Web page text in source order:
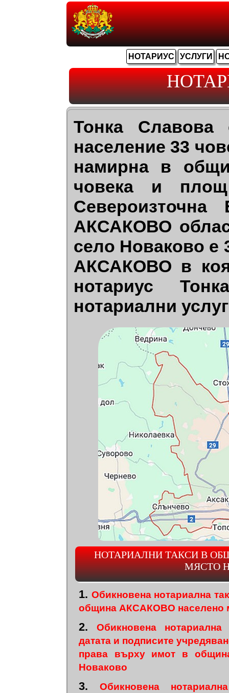
НОТАРИУС УСЛУГИ
Тонка
население 33
намирна в
човека и
АКСАКОВО
село Новаково
АКСАКОВО в
нотариус
нотариални
НОТАРИАЛНИ ТАКСИ В
МЯСТО
1. Обикновена нотариална
община АКСАКОВО населено
2. Обикновена
датата и подписите
права върху имот в
Новаково
3. Обикновена